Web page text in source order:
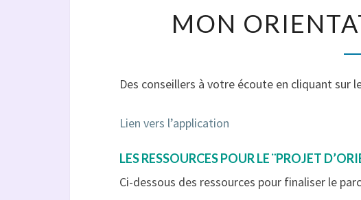
MON
Des conseillers à votre écoute en cliquant sur
Lien vers l’application
LES RESSOURCES POUR LE ¨PROJET
Ci-dessous des ressources pour finaliser le